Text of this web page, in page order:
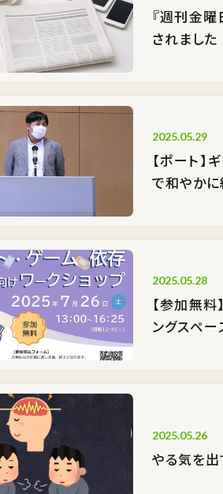
『週刊金
されました
2025.05.29
【ポート
で和やか
2025.05.28
【参加無料
ングスペ
2025.05.26
やる気を